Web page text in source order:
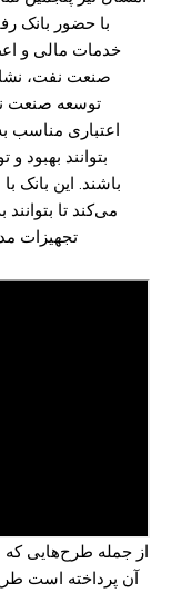
با حضور بانک
خدمات مالی و
صنعت نفت،
توسعه صنعت
اعتباری مناسب
بتوانند بهبود
باشند. این بانک
می‌کند تا بتوانند
تجهیزات
از جمله طرح‌هایی که
آن پرداخته است